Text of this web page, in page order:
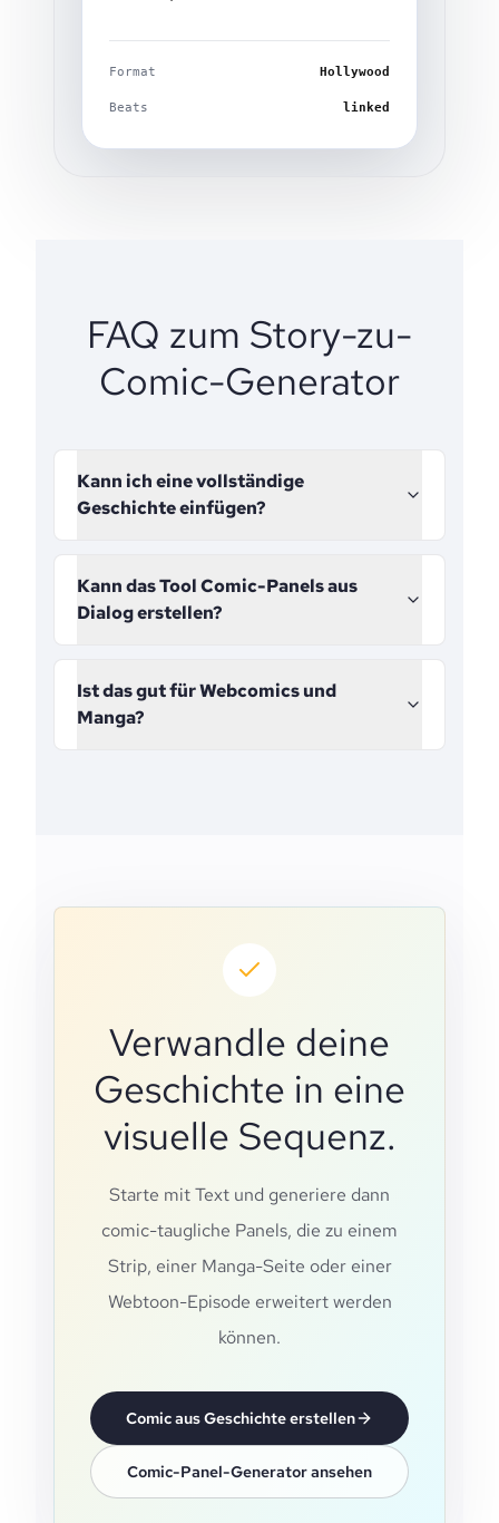
Format Hollywood
Beats linked
FAQ zum Story-zu-
Comic-Generator
Kann ich eine vollständige
Geschichte einfügen?
Kann das Tool Comic-Panels aus
Dialog erstellen?
Ist das gut für Webcomics und
Manga?
Verwandle deine
Geschichte in eine
visuelle Sequenz.
Starte mit Text und generiere dann
comic-taugliche Panels, die zu einem
Strip, einer Manga-Seite oder einer
Webtoon-Episode erweitert werden
können.
Comic aus Geschichte erstellen
Comic-Panel-Generator ansehen